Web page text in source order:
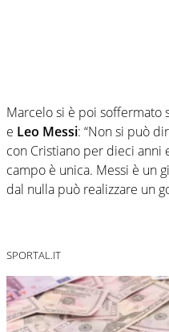
Marcelo si è poi soffermato
e Leo Messi: “Non si può
con Cristiano per dieci anni
campo è unica. Messi è un
dal nulla può realizzare un
SPORTAL.IT